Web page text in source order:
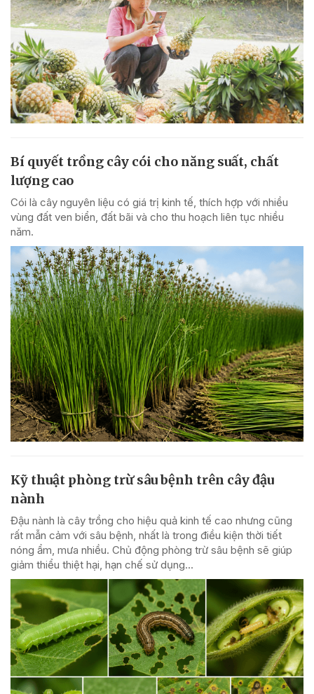
Bí quyết trồng cây cói cho năng suất, chất
lượng cao
Cói là cây nguyên liệu có giá trị kinh tế, thích hợp với nhiều
vùng đất ven biển, đất bãi và cho thu hoạch liên tục nhiều
năm.
Kỹ thuật phòng trừ sâu bệnh trên cây đậu
nành
Đậu nành là cây trồng cho hiệu quả kinh tế cao nhưng cũng
rất mẫn cảm với sâu bệnh, nhất là trong điều kiện thời tiết
nóng ẩm, mưa nhiều. Chủ động phòng trừ sâu bệnh sẽ giúp
giảm thiểu thiệt hại, hạn chế sử dụng...